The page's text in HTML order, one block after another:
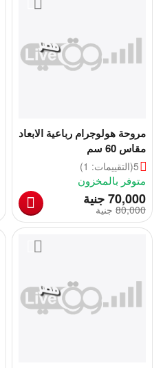
مروحة هولوجرام رباعية الابعاد
مقاس 60 سم
5(التقييمات: 1)
متوفر بالمخزون
جنية70,000
جنية 80,000